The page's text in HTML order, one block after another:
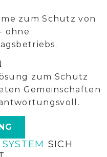
zum Schutz von
ohne
zum Schutz
Gemeinschaften
SICH